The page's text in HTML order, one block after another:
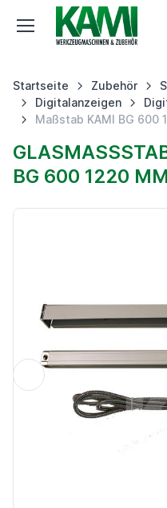
Startseite Zubehör
Digitalanzeigen
Maßstab KAMI BG 600
GLASMASSSTAB
600 1220 MM